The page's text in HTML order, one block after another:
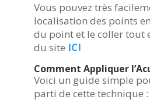
Vous pouvez très
localisation des points
du point et le coller tout
du site ICI
Comment Appliquer
Voici un guide simple
parti de cette technique :